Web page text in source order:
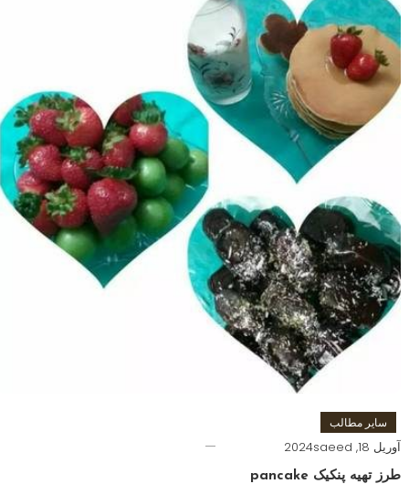
سایر مطالب
آوریل 18, 2024 saeed
طرز تهیه پنکیک pancake